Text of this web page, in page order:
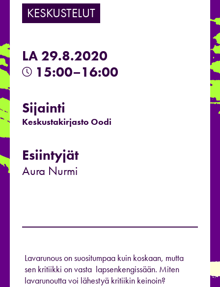
KESKUSTELUT
LA 29.8.2020
15:00–16:00
Sijainti
Keskustakirjasto Oodi
Esiintyjät
Aura Nurmi
Lavarunous on suositumpaa kuin koskaan, mutta
sen kritiikki on vasta lapsenkengissään. Miten
lavarunoutta voi lähestyä kritiikin keinoin?